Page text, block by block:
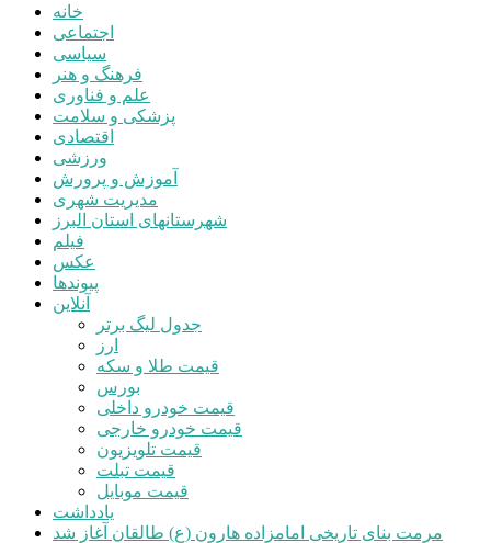
خانه
اجتماعی
سیاسی
فرهنگ و هنر
علم و فناوری
پزشکی و سلامت
اقتصادی
ورزشی
آموزش و پرورش
مدیریت شهری
شهرستانهای استان البرز
فیلم
عکس
پیوندها
آنلاین
جدول لیگ برتر
ارز
قیمت طلا و سکه
بورس
قیمت خودرو داخلی
قیمت خودرو خارجی
قیمت تلویزیون
قیمت تبلت
قیمت موبایل
یادداشت
مرمت بنای تاریخی امامزاده هارون (ع) طالقان آغاز شد